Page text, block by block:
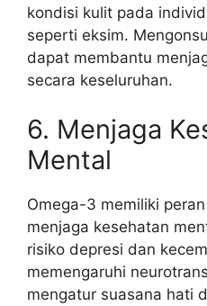
kondisi kulit pada
seperti eksim.
dapat membantu
secara keseluruhan.
6. Menjaga
Mental
Omega-3 memiliki
menjaga kesehatan
risiko depresi dan
memengaruhi
mengatur suasana hati